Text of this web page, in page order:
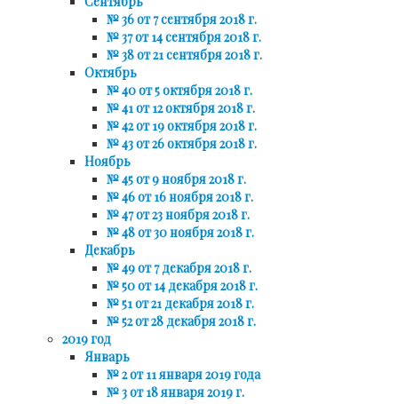
№ 36 от 7 сентября 2018 г.
№ 37 от 14 сентября 2018 г.
№ 38 от 21 сентября 2018 г.
Октябрь
№ 40 от 5 октября 2018 г.
№ 41 от 12 октября 2018 г.
№ 42 от 19 октября 2018 г.
№ 43 от 26 октября 2018 г.
Ноябрь
№ 45 от 9 ноября 2018 г.
№ 46 от 16 ноября 2018 г.
№ 47 от 23 ноября 2018 г.
№ 48 от 30 ноября 2018 г.
Декабрь
№ 49 от 7 декабря 2018 г.
№ 50 от 14 декабря 2018 г.
№ 51 от 21 декабря 2018 г.
№ 52 от 28 декабря 2018 г.
2019 год
Январь
№ 2 от 11 января 2019 года
№ 3 от 18 января 2019 г.